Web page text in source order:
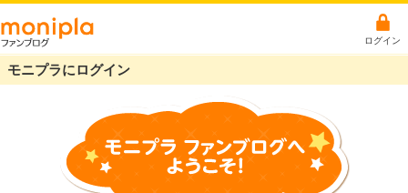
ログイン
モニプラにログイン